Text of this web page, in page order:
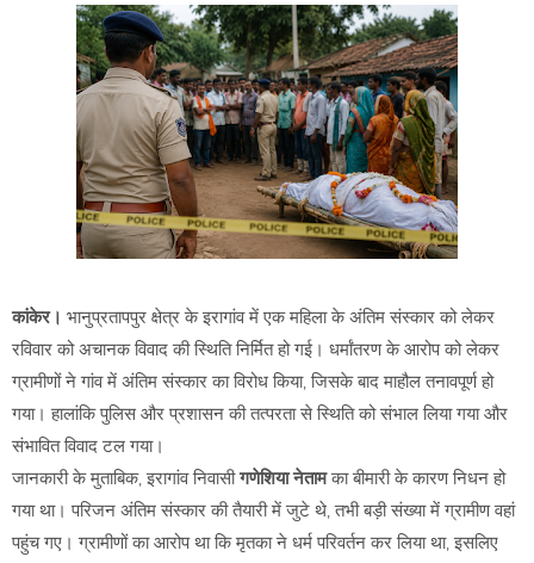
कांकेर। भानुप्रतापपुर क्षेत्र के इरागांव में एक महिला के अंतिम संस्कार को लेकर
रविवार को अचानक विवाद की स्थिति निर्मित हो गई। धर्मांतरण के आरोप को लेकर
ग्रामीणों ने गांव में अंतिम संस्कार का विरोध किया, जिसके बाद माहौल तनावपूर्ण हो
गया। हालांकि पुलिस और प्रशासन की तत्परता से स्थिति को संभाल लिया गया और
संभावित विवाद टल गया।
जानकारी के मुताबिक, इरागांव निवासीगणेशिया नेतामका बीमारी के कारण निधन हो
गया था। परिजन अंतिम संस्कार की तैयारी में जुटे थे, तभी बड़ी संख्या में ग्रामीण वहां
पहुंच गए। ग्रामीणों का आरोप था कि मृतका ने धर्म परिवर्तन कर लिया था, इसलिए